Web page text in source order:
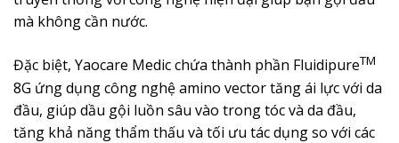
mà không cần nước.
Đặc biệt, Yaocare Medic chứa thành phần FluidipureTM
8G ứng dụng công nghệ amino vector tăng ái lực với da
đầu, giúp dầu gội luồn sâu vào trong tóc và da đầu,
tăng khả năng thẩm thấu và tối ưu tác dụng so với các